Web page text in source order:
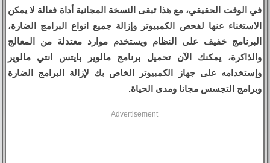
في الوقت الحقيقي، مع هذا تبقى النسخة المجانية أداة فعالة لا يمكن
الاستغناء عنها لفحص الكمبيوتر وإزالة جميع انواع البرامج الضارة،
البرنامج خفيف على النظام ويستخدم موارد معتدلة من المعالج
والذاكرة، يمكنك الآن تحميل برنامج مالوير بايتس انتي مالوير
وإستخدامه على جهاز الكمبيوتر الخاص بك لإزالة البرامج الضارة
وبرامج التجسس مجانا ومدى الحياة.
Advertisement